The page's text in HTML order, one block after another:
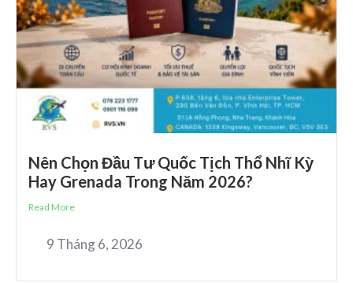
Nên Chọn Đầu Tư Quốc Tịch Thổ Nhĩ Kỳ
Hay Grenada Trong Năm 2026?
Read More
9 Tháng 6, 2026